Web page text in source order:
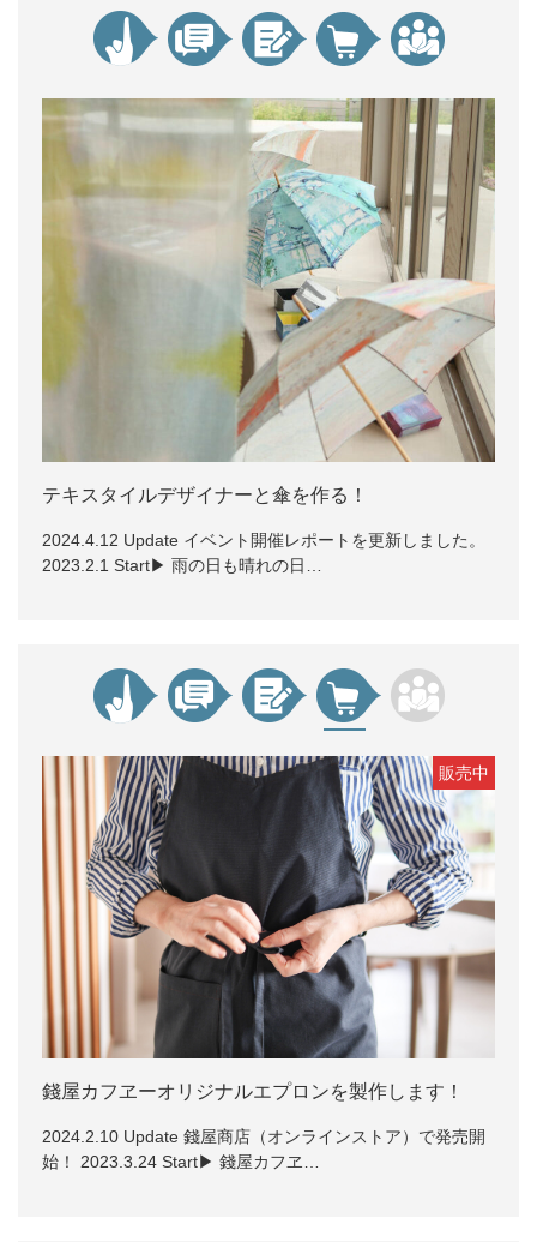
テキスタイルデザイナーと傘を作る！
2024.4.12 Update イベント開催レポートを更新しました。
2023.2.1 Start▶ 雨の日も晴れの日…
販売中
錢屋カフヱーオリジナルエプロンを製作します！
2024.2.10 Update 錢屋商店（オンラインストア）で発売開
始！ 2023.3.24 Start▶ 錢屋カフヱ…